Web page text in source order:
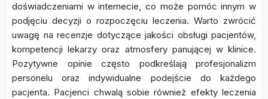
doświadczeniami w internecie, co może pomóc innym w
podjęciu decyzji o rozpoczęciu leczenia. Warto zwrócić
uwagę na recenzje dotyczące jakości obsługi pacjentów,
kompetencji lekarzy oraz atmosfery panującej w klinice.
Pozytywne opinie często podkreślają profesjonalizm
personelu oraz indywidualne podejście do każdego
pacjenta. Pacjenci chwalą sobie również efekty leczenia